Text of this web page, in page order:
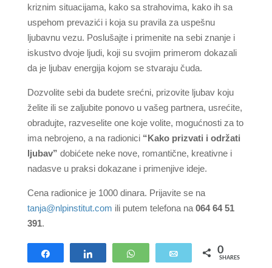
kriznim situacijama, kako sa strahovima, kako ih sa
uspehom prevazići i koja su pravila za uspešnu
ljubavnu vezu. Poslušajte i primenite na sebi znanje i
iskustvo dvoje ljudi, koji su svojim primerom dokazali
da je ljubav energija kojom se stvaraju čuda.
Dozvolite sebi da budete srećni, prizovite ljubav koju
želite ili se zaljubite ponovo u vašeg partnera, usrećite,
obradujte, razveselite one koje volite, mogućnosti za to
ima nebrojeno, a na radionici “Kako prizvati i održati
ljubav” dobićete neke nove, romantične, kreativne i
nadasve u praksi dokazane i primenjive ideje.
Cena radionice je 1000 dinara. Prijavite se na
tanja@nlpinstitut.com ili putem telefona na 064 64 51
391.
WhatsApp Email 0
SHARES